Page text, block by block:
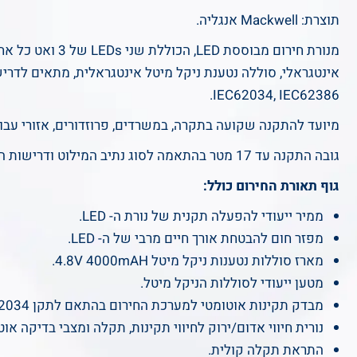
תוצרת: Mackwell אנגליה.
IEC62034, IEC62386.
מיועד להתקנה שקועה בתקרה, במשרדים, פרוזדורים, אזורי
גובה התקנה עד 17 מטר בהתאמה לסוג נתיב המילוט ודרישות התקן.
גוף תאורת החירום כולל:
ממיר ייעודי להפעלה תקנית של נורת ה- LED.
מפזר חום להבטחת אורך חיים מרבי של ה- LED.
מארז סוללות נטענות ניקל מיטל 4.8V 4000mAH.
מטען ייעודי לסוללות הניקל מיטל.
מבדק תקינות אוטומטי למערכת החירום בהתאם לתקן IEC-62034.
נורית חיווי אדום/ירוק לחיווי תקינות, תקלה ומצבי בדיקה
התראת תקלה קולית.